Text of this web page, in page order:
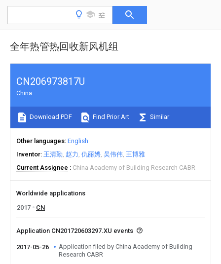
全年热管热回收新风机组
CN206973817U
China
Download PDF Find Prior Art Similar
Other languages English
Inventor 王清勤 赵力 仇丽娉 吴伟伟 王博雅
Current Assignee
China Academy of Building Research CABR
Worldwide applications
2017
CN
Application CN201720603297.XU events
2017-05-26
Application filed by China Academy of Building
Research CABR